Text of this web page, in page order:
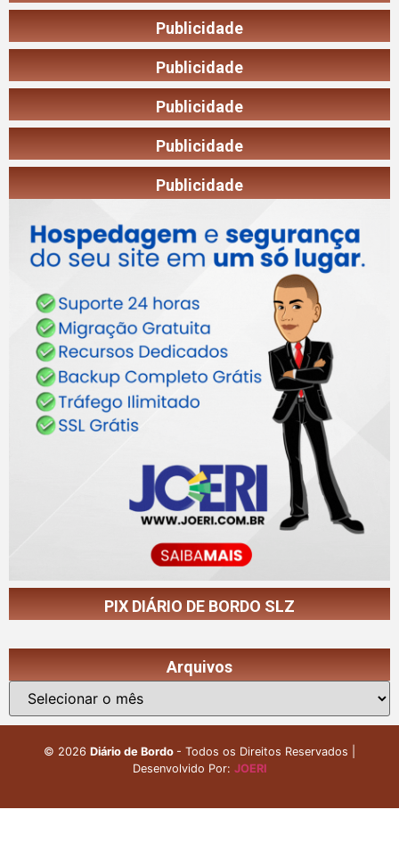
Publicidade
Publicidade
Publicidade
Publicidade
Publicidade
PIX DIÁRIO DE BORDO SLZ
Arquivos
© 2026 Diário de Bordo - Todos os Direitos Reservados |
Desenvolvido Por: JOERI